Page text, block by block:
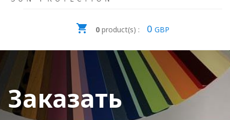
0 product(s) : 0 GBP
Заказать